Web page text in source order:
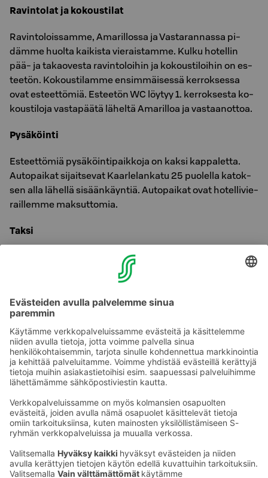
Ra­vin­to­lat ja ko­kous­ti­lat
Ra­vin­to­lois­sam­me, Ama­ril­los­sa ja Vas­ta­ran­nas­sa pi­
däm­me huol­ta kai­kis­ta vie­rais­tam­me. Kulku ho­tel­lin
pää- ja ta­kao­ves­ta ra­vin­to­loi­hin ja ko­kous­ti­loi­hin on es­
tee­tön. Ko­kous­ti­lam­me en­sim­mäi­ses­sä ker­rok­ses­sa
ovat es­teet­tö­miä. Es­tee­tön WC löy­tyy 1. ker­rok­ses­ta ko­
kous­ti­lo­ja vas­ta­pää­tä lä­hel­tä Ama­ril­loa ja vas­taan­ot­toa.
Py­sä­köin­ti
Es­teet­tö­miä py­sä­köin­ti­paik­ko­ja on kaksi kap­pa­let­ta.
Au­to­pai­kat si­jait­se­vat Kaar­le­lan­ka­tu 25 puo­lel­la ka­tok­
sen alla lä­hel­lä si­sään­käyn­tiä. Au­to­pai­kat ovat ho­tel­li­vie­
rail­lem­me mak­sut­to­mia.
Taksi
Tarvitessasi invataksia, voit ottaa yhteyttä numeroon
0440 568 887, Kokkolan Aluetaksi Oy.
Lisätietoja: Sokos Hotels Myyntipalvelu, puh. 0300 870
000, ma-pe klo 8-18 tai suoraan hotellista,
puh. 020 780 8900.Puhelun hinta >>
Ota yhteyttä
Hotellien yhteystiedot
Asiakaspalvelun yhteystiedot›
Palaute
Anna palautetta
Sokos Hotels uutiskirje
Tilaa uutiskirje
Saat Sokos Hotellien uusimmat
edut ja uutiset sähköpostiisi
kuukausittain.